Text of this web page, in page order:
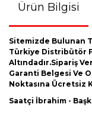
Ürün Bilgisi
Sitemizde Bulunan
Türkiye Distribütör
Altındadır.Sipariş
Garanti Belgesi Ve
Noktasına Ücretsiz
Saatçi İbrahim -